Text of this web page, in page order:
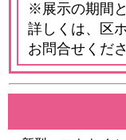
※展示の期間
詳しくは、区
お問合せくださ